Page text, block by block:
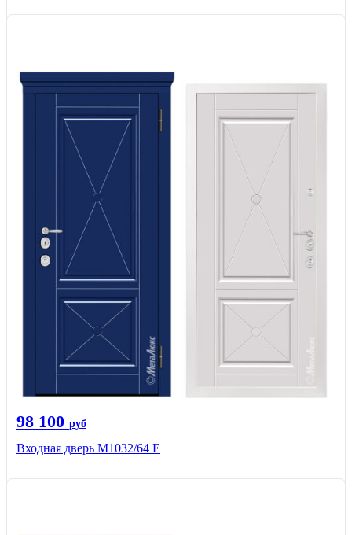
98 100 руб
Входная дверь М1032/64 Е